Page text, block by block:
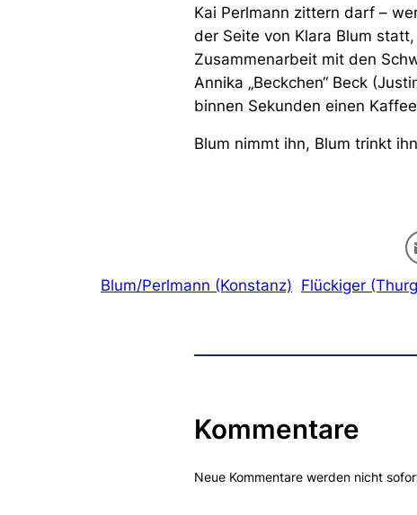
Kai Perlmann zittern darf –
der Seite von Klara Blum
Zusammenarbeit mit den
Annika „Beckchen“ Beck
binnen Sekunden einen
Blum nimmt ihn, Blum trinkt
Blum/Perlmann (Konstanz) Flückiger
Kommentare
Neue Kommentare werden nicht